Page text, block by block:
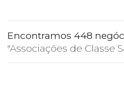
Encontramos 448
"Associações de Classe